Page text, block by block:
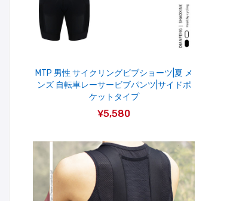
MTP 男性 サイクリングビブショーツ|夏 メ
ンズ 自転車レーサービブパンツ|サイドポ
ケットタイプ
¥5,580